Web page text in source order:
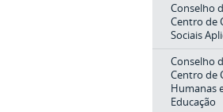
Conselho
Centro de
Sociais
Conselho
Centro de
Humanas
Educação